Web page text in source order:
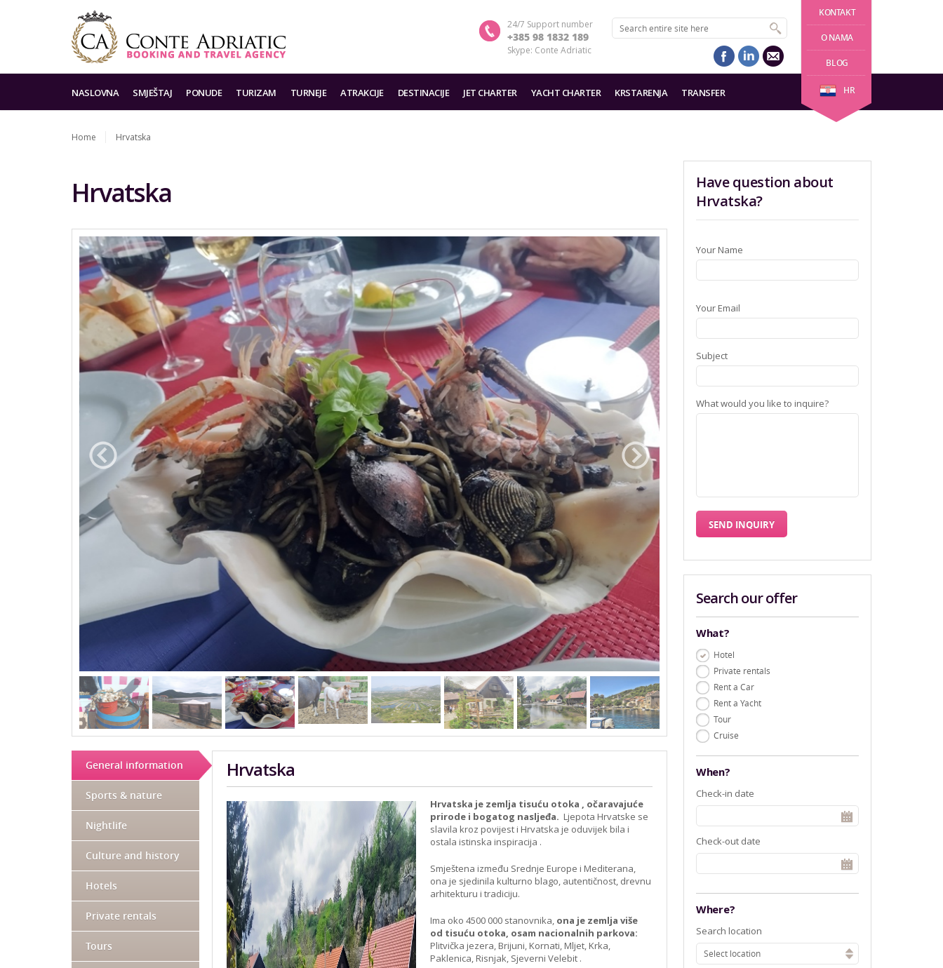
KONTAKT
O NAMA
BLOG
HR
24/7 Support number
+385 98 1832 189
Skype: Conte Adriatic
NASLOVNA SMJEŠTAJ PONUDE TURIZAM TURNEJE ATRAKCIJE DESTINACIJE JET CHARTER YACHT CHARTER KRSTARENJA TRANSFER
Home Hrvatska
Hrvatska
General information
Sports & nature
Nightlife
Culture and history
Hotels
Private rentals
Tours
Hrvatska
Hrvatska je zemlja tisuću otoka , očaravajuće
prirode i bogatog nasljeđa. Ljepota Hrvatske se
slavila kroz povijest i Hrvatska je oduvijek bila i
ostala istinska inspiracija .
Smještena između Srednje Europe i Mediterana,
ona je sjedinila kulturno blago, autentičnost, drevnu
arhitekturu i tradiciju.
Ima oko 4500 000 stanovnika, ona je zemlja više
od tisuću otoka, osam nacionalnih parkova:
Plitvička jezera, Brijuni, Kornati, Mljet, Krka,
Paklenica, Risnjak, Sjeverni Velebit .
Have question about
Hrvatska?
Your Name
Your Email
Subject
What would you like to inquire?
Search our offer
What?
Hotel
Private rentals
Rent a Car
Rent a Yacht
Tour
Cruise
When?
Check-in date
Check-out date
Where?
Search location
Select location